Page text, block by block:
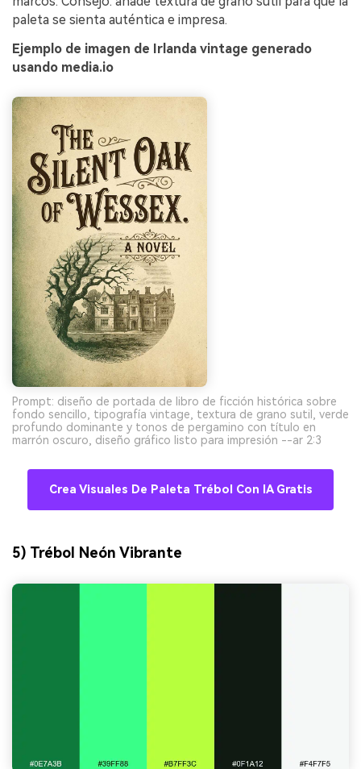
paleta se sienta auténtica e impresa.
Ejemplo de imagen de Irlanda vintage generado
usando media.io
Prompt: diseño de portada de libro de ficción histórica sobre
fondo sencillo, tipografía vintage, textura de grano sutil, verde
profundo dominante y tonos de pergamino con título en
marrón oscuro, diseño gráfico listo para impresión --ar 2:3
Crea Visuales De Paleta Trébol Con IA Gratis
5) Trébol Neón Vibrante